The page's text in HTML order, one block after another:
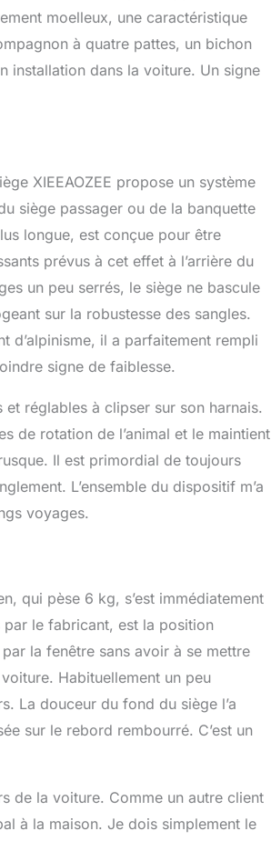
moelleux, une caractéristique
à quatre pattes, un bichon
installation dans la voiture. Un signe
XIEEAOZEE propose un système
siège passager ou de la banquette
longue, est conçue pour être
prévus à cet effet à l’arrière du
un peu serrés, le siège ne bascule
sur la robustesse des sangles.
d’alpinisme, il a parfaitement rempli
signe de faiblesse.
et réglables à clipser sur son harnais.
de rotation de l’animal et le maintient
Il est primordial de toujours
L’ensemble du dispositif m’a
voyages.
qui pèse 6 kg, s’est immédiatement
par le fabricant, est la position
la fenêtre sans avoir à se mettre
Habituellement un peu
La douceur du fond du siège l’a
sur le rebord rembourré. C’est un
de la voiture. Comme un autre client
à la maison. Je dois simplement le